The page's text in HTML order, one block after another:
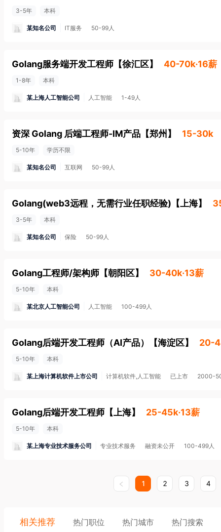
3-5年 本科
某知名公司 IT服务 50-99人
Golang服务端开发工程师 【徐汇区】 40-70k·16薪
1-8年 本科
某上海人工智能公司 人工智能 1-49人
资深 Golang 后端工程师-IM产品 【郑州 】 15-30k
5-10年 学历不限
某知名公司 互联网 50-99人
Golang(web3远程，无需行业任职经验) 【 上海】
3-5年 本科
某知名公司 保险 50-99人
Golang工程师/架构师 【朝阳区】 30-40k·13薪
5-10年 本科
某北京人工智能公司 人工智能 100-499人
Golang后端开发工程师（AI产品） 【海淀区】 20-
5-10年 本科
某上海计算机软件上市公司 计算机软件,人工智能 已上市 2000-
Golang后端开发工程师 【 上海】 25-45k·13薪
5-10年 本科
某上海专业技术服务公司 专业技术服务 融资未公开 100-499人
1 2 3 4
相关推荐 热门职位 热门城市 热门搜索